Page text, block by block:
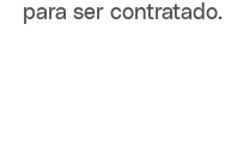
para ser contratado.